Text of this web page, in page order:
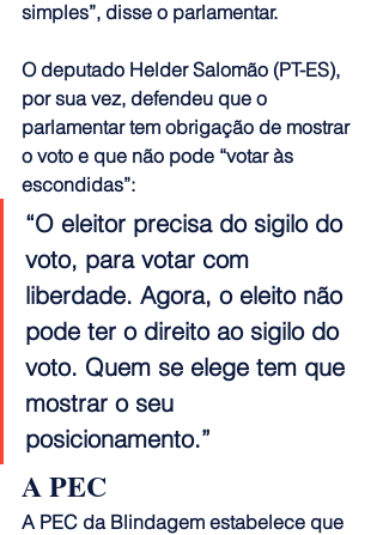
simples”, disse o parlamentar.
O deputado Helder Salomão (PT-ES),
por sua vez, defendeu que o
parlamentar tem obrigação de mostrar
o voto e que não pode “votar às
escondidas”:
“O eleitor precisa do sigilo do
voto, para votar com
liberdade. Agora, o eleito não
pode ter o direito ao sigilo do
voto. Quem se elege tem que
mostrar o seu
posicionamento.”
A PEC
A PEC da Blindagem estabelece que